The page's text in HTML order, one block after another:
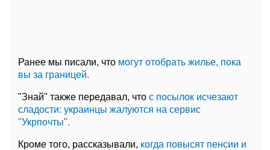
Ранее мы писали, что могут отобрать жилье, пока
вы за границей.
"Знай" также передавал, что с посылок исчезают
сладости: украинцы жалуются на сервис
"Укрпочты".
Кроме того, рассказывали, когда повысят пенсии и